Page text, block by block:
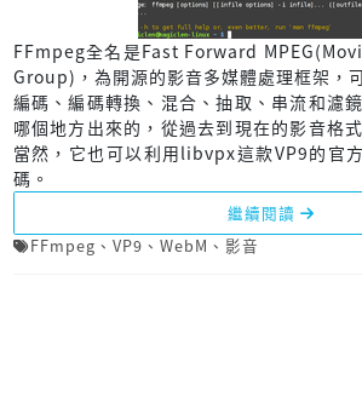
FFmpeg全名是Fast Forward
Group)，為開源的影音多媒體處理框架，
編碼、編碼轉換、混合、抽取、串流和濾
哪個地方出來的，從過去到現在的影音格
當然，它也可以利用libvpx這款VP9的官
碼。
繼續閱讀
FFmpeg 、 VP9 、 WebM 、 影音